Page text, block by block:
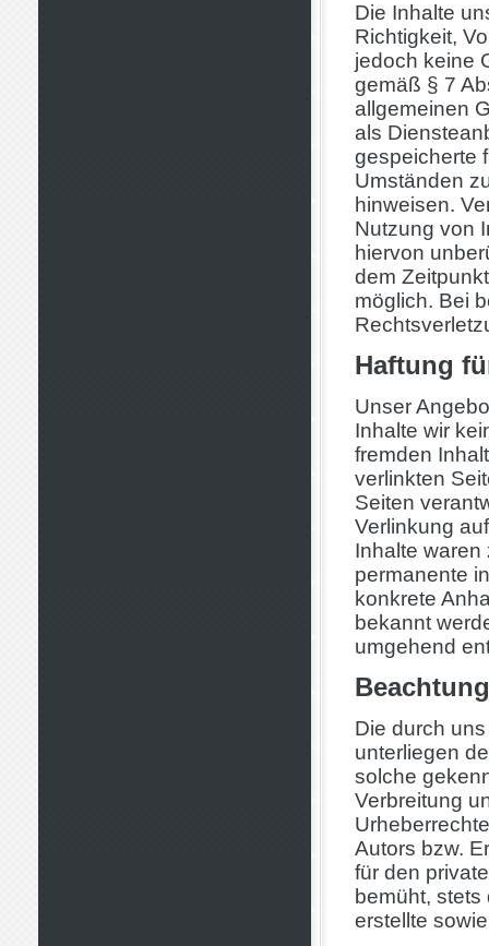
Die Inhalte
Richtigkeit,
jedoch keine
gemäß § 7
allgemeinen
als
gespeicherte
Umständen
hinweisen.
Nutzung von
hiervon
dem
möglich. Bei
Haftung
Unser
Inhalte wir
fremden
verlinkten
Seiten
Verlinkung
Inhalte waren
permanente
konkrete
bekannt
umgehend
Die durch
unterliegen
solche
Verbreitung
Autors bzw.
für den
bemüht,
erstellte